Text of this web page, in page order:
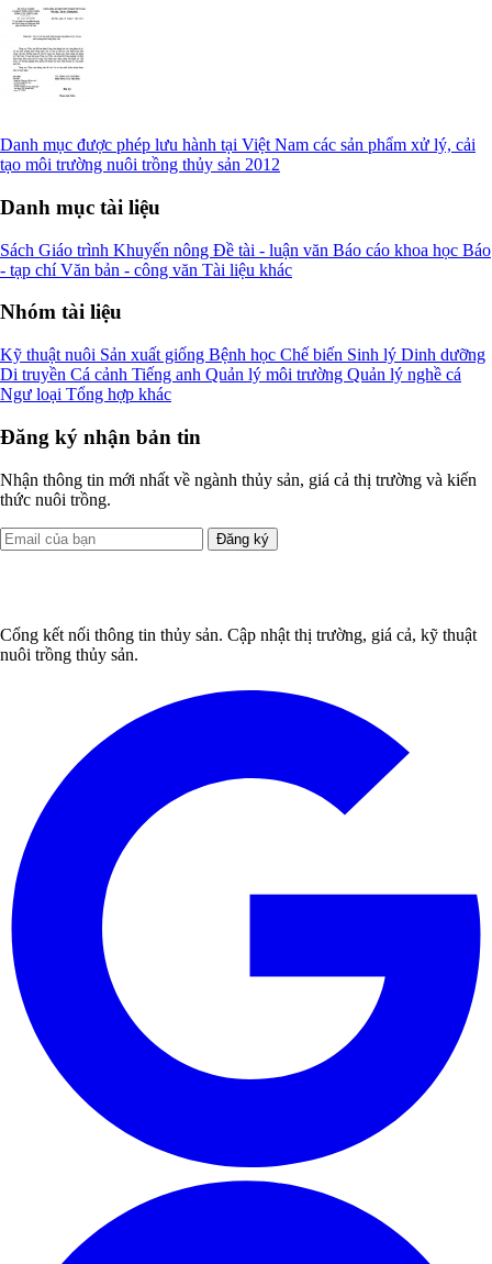
Danh mục được phép lưu hành tại Việt Nam các sản phẩm xử lý, cải
tạo môi trường nuôi trồng thủy sản 2012
Danh mục tài liệu
Sách Giáo trình Khuyến nông Đề tài - luận văn Báo cáo khoa học Báo
- tạp chíVăn bản - công văn Tài liệu khác
Nhóm tài liệu
Kỹ thuật nuôi Sản xuất giống Bệnh học Chế biến Sinh lý Dinh dưỡng
Di truyền Cá cảnh Tiếng anh Quản lý môi trường Quản lý nghề cá
Ngư loại Tổng hợp khác
Đăng ký nhận bản tin
Nhận thông tin mới nhất về ngành thủy sản, giá cả thị trường và kiến
thức nuôi trồng.
Đăng ký
Cổng kết nối thông tin thủy sản. Cập nhật thị trường, giá cả, kỹ thuật
nuôi trồng thủy sản.